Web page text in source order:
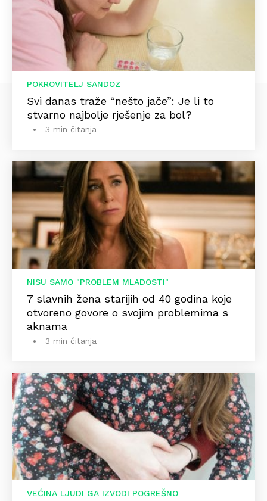
POKROVITELJ SANDOZ
Svi danas traže “nešto jače”: Je li to
stvarno najbolje rješenje za bol?
3 min čitanja
NISU SAMO "PROBLEM MLADOSTI"
7 slavnih žena starijih od 40 godina koje
otvoreno govore o svojim problemima s
aknama
3 min čitanja
VEĆINA LJUDI GA IZVODI POGREŠNO